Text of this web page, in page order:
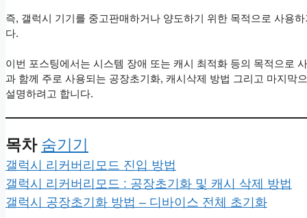
즉, 갤럭시 기기를 중고판매하거나 양도하기 위한 목적으로 사용
다.
이번 포스팅에서는 시스템 장애 또는 캐시 최적화 등의 목적으로
과 함께 주로 사용되는 공장초기화, 캐시삭제 방법 그리고 마지막
설명하려고 합니다.
목차 숨기기
갤럭시 리커버리모드 진입 방법
갤럭시 리커버리모드 : 공장초기화 및 캐시 삭제 방법
갤럭시 공장초기화 방법 – 디바이스 전체 초기화